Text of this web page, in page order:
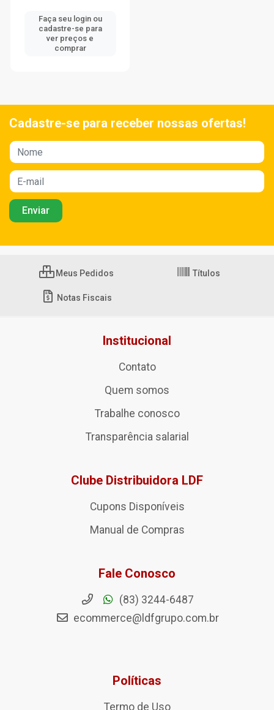
Faça seu login ou
cadastre-se para
ver preços e
comprar
Cadastre-se para receber nossas ofertas!
Meus Pedidos Títulos
Notas Fiscais
Institucional
Contato
Quem somos
Trabalhe conosco
Transparência salarial
Clube Distribuidora LDF
Cupons Disponíveis
Manual de Compras
Fale Conosco
(83) 3244-6487
ecommerce@ldfgrupo.com.br
Políticas
Termo de Uso